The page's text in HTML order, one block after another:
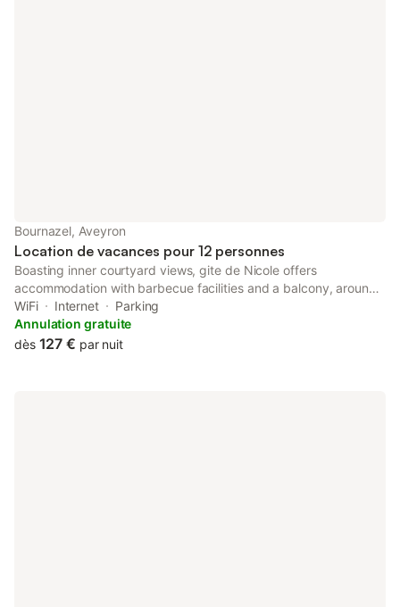
Bournazel, Aveyron
Location de vacances pour 12 personnes
Boasting inner courtyard views, gite de Nicole offers
accommodation with barbecue facilities and a balcony, around
33 km from Rodez Train Station. This property offers access to
a terrace, free private parking and free WiFi.
WiFi Internet
Parking
Annulation gratuite
dès 127 € par nuit